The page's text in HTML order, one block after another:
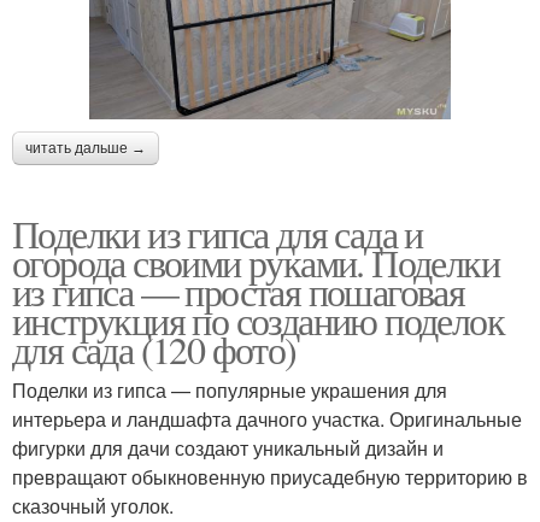
читать дальше →
Поделки из гипса для сада и
огорода своими руками. Поделки
из гипса — простая пошаговая
инструкция по созданию поделок
для сада (120 фото)
Поделки из гипса — популярные украшения для
интерьера и ландшафта дачного участка. Оригинальные
фигурки для дачи создают уникальный дизайн и
превращают обыкновенную приусадебную территорию в
сказочный уголок.